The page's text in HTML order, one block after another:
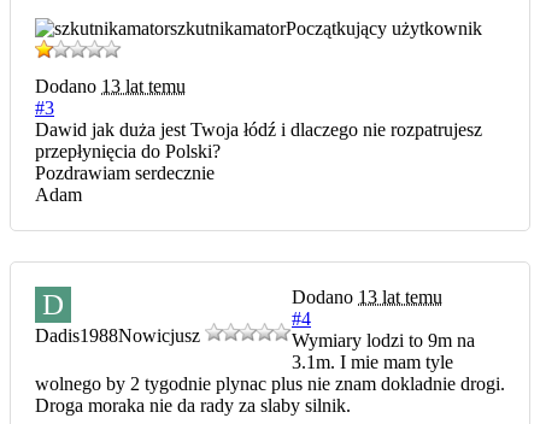
szkutnikamatorPoczątkujący użytkownik
Dodano 13 lat temu
#3
Dawid jak duża jest Twoja łódź i dlaczego nie rozpatrujesz
przepłynięcia do Polski?
Pozdrawiam serdecznie
Adam
D
Dadis1988Nowicjusz
Dodano 13 lat temu
#4
Wymiary lodzi to 9m na
3.1m. I mie mam tyle
wolnego by 2 tygodnie plynac plus nie znam dokladnie drogi.
Droga moraka nie da rady za slaby silnik.